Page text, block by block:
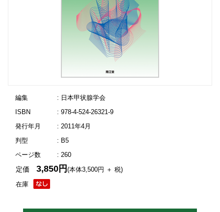
編集
: 日本甲状腺学会
ISBN
: 978-4-524-26321-9
発行年月
: 2011年4月
判型
: B5
ページ数
: 260
在庫
定価3,850円(本体3,500円 ＋ 税)